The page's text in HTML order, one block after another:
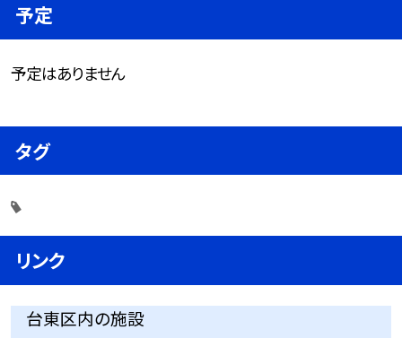
予定
予定はありません
タグ
リンク
台東区内の施設